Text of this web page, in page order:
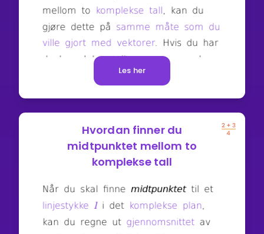
Les her
Hvordan finner du
midtpunktet mellom to
komplekse tall